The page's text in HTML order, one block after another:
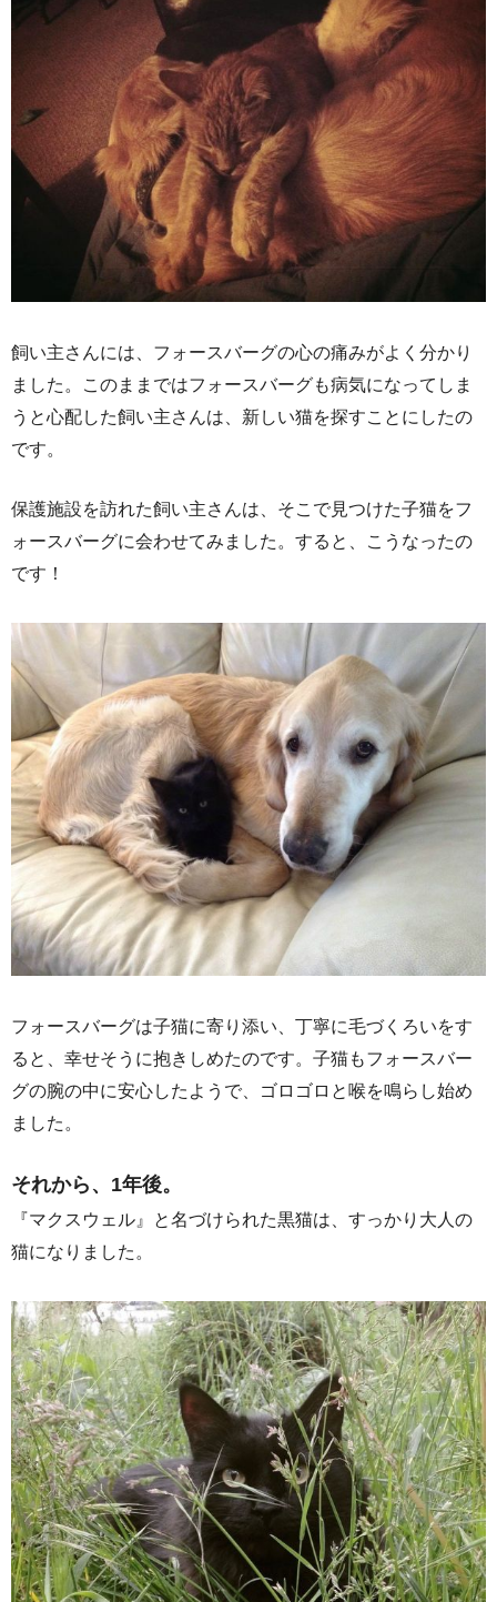
飼い主さんには、フォースバーグの心の痛みがよく分かり
ました。このままではフォースバーグも病気になってしま
うと心配した飼い主さんは、新しい猫を探すことにしたの
です。
保護施設を訪れた飼い主さんは、そこで見つけた子猫をフ
ォースバーグに会わせてみました。すると、こうなったの
です！
フォースバーグは子猫に寄り添い、丁寧に毛づくろいをす
ると、幸せそうに抱きしめたのです。子猫もフォースバー
グの腕の中に安心したようで、ゴロゴロと喉を鳴らし始め
ました。
それから、1年後。
『マクスウェル』と名づけられた黒猫は、すっかり大人の
猫になりました。